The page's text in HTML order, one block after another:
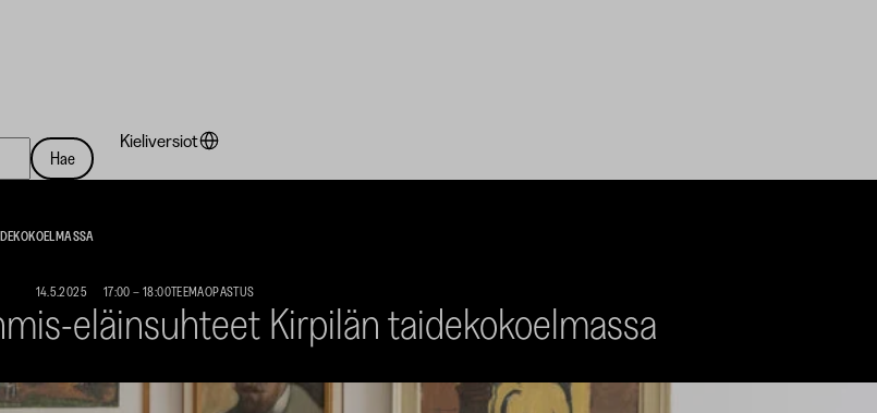
Hae
Kieliversiot
14.5.2025 17:00– 18:00TEEMAOPASTUS
eläinsuhteet Kirpilän taidekokoelmassa